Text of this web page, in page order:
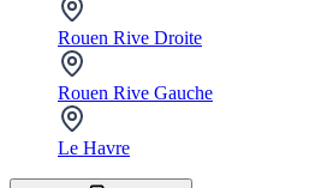
Rouen Rive Droite
Rouen Rive Gauche
Le Havre